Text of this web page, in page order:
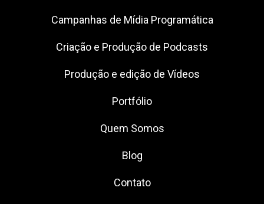
Campanhas de Mídia Programática
Criação e Produção de Podcasts
Produção e edição de Vídeos
Portfólio
Quem Somos
Blog
Contato